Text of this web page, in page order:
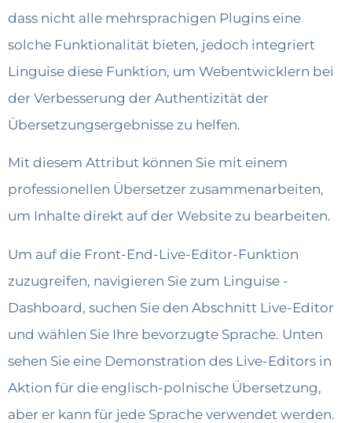
dass nicht alle mehrsprachigen Plugins eine
solche Funktionalität bieten, jedoch integriert
Linguise diese Funktion, um Webentwicklern bei
der Verbesserung der Authentizität der
Übersetzungsergebnisse zu helfen.
Mit diesem Attribut können Sie mit einem
professionellen Übersetzer zusammenarbeiten,
um Inhalte direkt auf der Website zu bearbeiten.
Um auf die Front-End-Live-Editor-Funktion
zuzugreifen, navigieren Sie zum Linguise -
Dashboard, suchen Sie den Abschnitt Live-Editor
und wählen Sie Ihre bevorzugte Sprache. Unten
sehen Sie eine Demonstration des Live-Editors in
Aktion für die englisch-polnische Übersetzung,
aber er kann für jede Sprache verwendet werden.